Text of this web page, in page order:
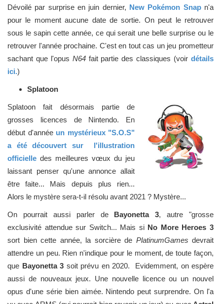
Dévoilé par surprise en juin dernier, New Pokémon Snap n'a
pour le moment aucune date de sortie. On peut le retrouver
sous le sapin cette année, ce qui serait une belle surprise ou le
retrouver l'année prochaine. C'est en tout cas un jeu prometteur
sachant que l'opus N64fait partie des classiques (voirdétails
ici.)
Splatoon
Splatoon fait désormais partie de
grosses licences de Nintendo. En
début d'annéeun mystérieux "S.O.S"
a été découvert sur l'illustration
officielle des meilleures vœux du jeu
laissant penser qu'une annonce allait
être faite... Mais depuis plus rien...
Alors le mystère sera-t-il résolu avant 2021 ? Mystère...
On pourrait aussi parler de Bayonetta 3, autre "grosse
exclusivité attendue sur Switch... Mais si No More Heroes 3
sort bien cette année, la sorcière de PlatinumGames devrait
attendre un peu. Rien n'indique pour le moment, de toute façon,
que Bayonetta 3 soit prévu en 2020. Evidemment, on espère
aussi de nouveaux jeux. Une nouvelle licence ou un nouvel
opus d'une série bien aimée. Nintendo peut surprendre. On l'a